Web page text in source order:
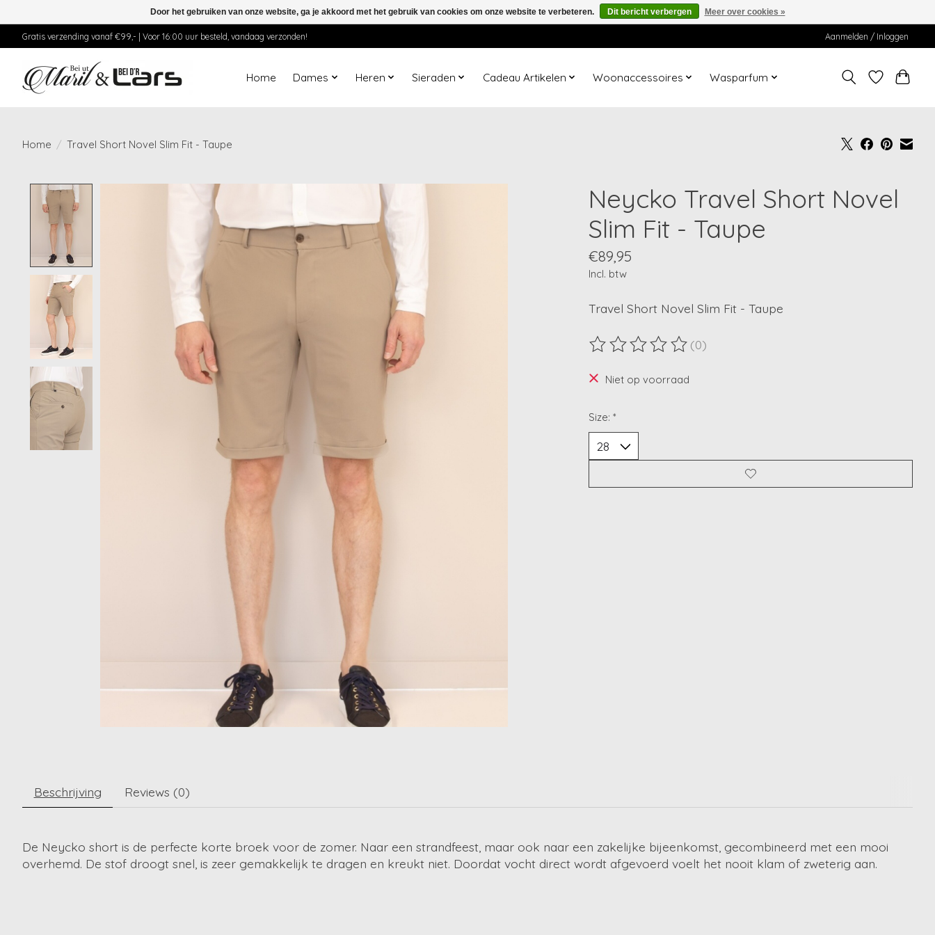
Gratis verzending vanaf €99,- | Voor 16:00 uur besteld, vandaag verzonden! Aanmelden / Inloggen
Home Dames Heren Sieraden Cadeau Artikelen Woonaccessoires Wasparfum
Home / Travel Short Novel Slim Fit - Taupe
Product image slideshow Items
Neycko Travel Short Novel
Slim Fit - Taupe
€89,95
Incl. btw
Travel Short Novel Slim Fit - Taupe
De beoordeling van dit product is
(0)
Niet op voorraad
Size: *
Beschrijving Reviews (0)
De Neycko short is de perfecte korte broek voor de zomer. Naar een strandfeest, maar ook naar een zakelijke bijeenkomst, gecombineerd met een mooi
overhemd. De stof droogt snel, is zeer gemakkelijk te dragen en kreukt niet. Doordat vocht direct wordt afgevoerd voelt het nooit klam of zweterig aan.
Door het gebruiken van onze website, ga je akkoord met het gebruik van cookies om onze website te verbeteren. Dit bericht verbergen Meer over cookies »